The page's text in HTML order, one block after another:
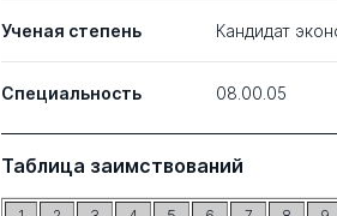
Ученая степень Кандидат
Специальность 08.00.05
Таблица заимствований